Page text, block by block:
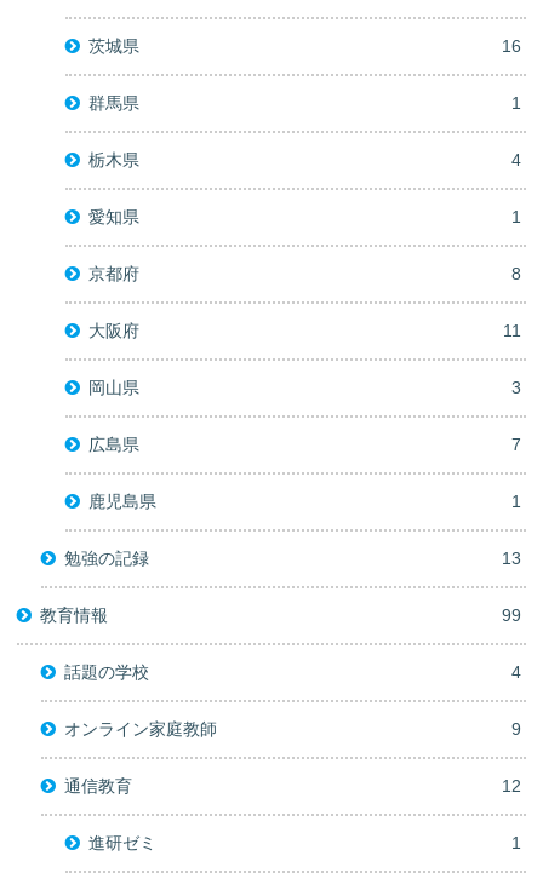
茨城県 16
群馬県 1
栃木県 4
愛知県 1
京都府 8
大阪府 11
岡山県 3
広島県 7
鹿児島県 1
勉強の記録 13
教育情報 99
話題の学校 4
オンライン家庭教師 9
通信教育 12
進研ゼミ 1